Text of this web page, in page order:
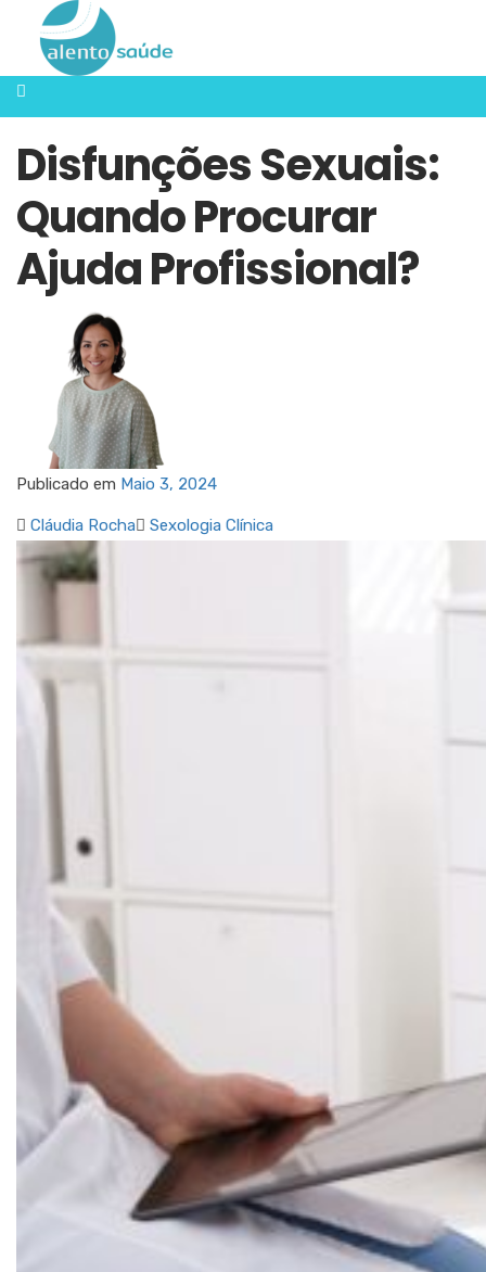
Disfunções Sexuais:
Quando Procurar
Ajuda Profissional?
Publicado em Maio 3, 2024
Cláudia Rocha Sexologia Clínica